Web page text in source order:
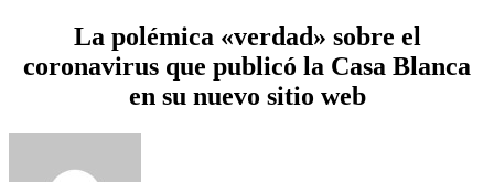
La polémica «verdad» sobre el
coronavirus que publicó la Casa Blanca
en su nuevo sitio web